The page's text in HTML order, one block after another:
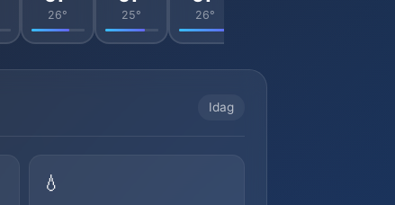
26° 25° 26°
Idag
💧